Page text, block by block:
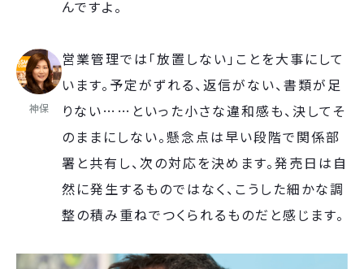
んですよ。
神保
営業管理では「放置しない」ことを大事にして
います。予定がずれる、返信がない、書類が足
りない……といった小さな違和感も、決してそ
のままにしない。懸念点は早い段階で関係部
署と共有し、次の対応を決めます。発売日は自
然に発生するものではなく、こうした細かな調
整の積み重ねでつくられるものだと感じます。